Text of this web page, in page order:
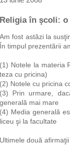
Religia în şcoli:
Am fost astăzi la
În timpul prezentării
(1) Notele la materia
teza cu pricina)
(2) Notele cu pricina
(3) Prin urmare,
generală mai mare
(4) Media generală
liceu şi la facultate
Ultimele două